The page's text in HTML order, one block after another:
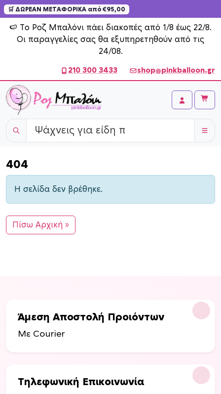
🛒 ΔΩΡΕΑΝ ΜΕΤΑΦΟΡΙΚΑ από €95,00
🍉 Το Ροζ Μπαλόνι πάει διακοπές από 1/8 έως 22/8.
Οι παραγγελίες σας θα εξυπηρετηθούν από τις
24/08.
Skip to content
210 300 3433 shop@pinkballoon.gr
Account
Cart
404
Η σελίδα δεν βρέθηκε.
Πίσω Αρχική »
Άμεση Αποστολή Προιόντων
Με Courier
Τηλεφωνική Επικοινωνία